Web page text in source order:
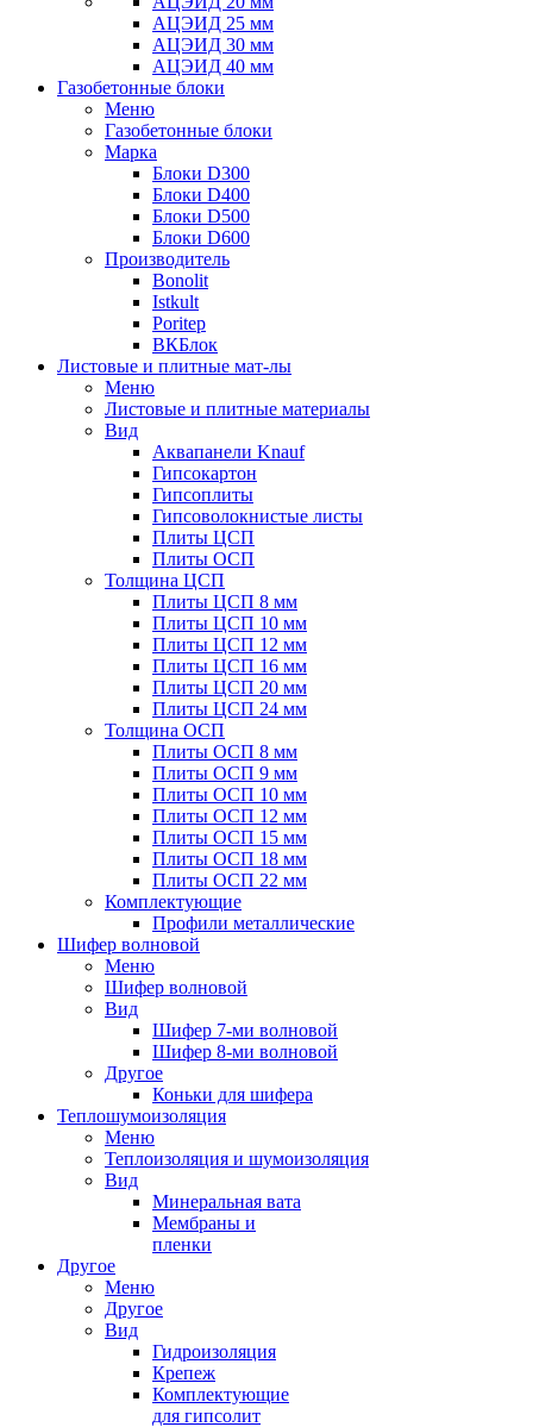
АЦЭИД 25 мм
АЦЭИД 30 мм
АЦЭИД 40 мм
Газобетонные блоки
Меню
Газобетонные блоки
Марка
Блоки D300
Блоки D400
Блоки D500
Блоки D600
Производитель
Bonolit
Istkult
Poritep
ВКБлок
Листовые и плитные мат-лы
Меню
Листовые и плитные материалы
Вид
Аквапанели Knauf
Гипсокартон
Гипсоплиты
Гипсоволокнистые листы
Плиты ЦСП
Плиты ОСП
Толщина ЦСП
Плиты ЦСП 8 мм
Плиты ЦСП 10 мм
Плиты ЦСП 12 мм
Плиты ЦСП 16 мм
Плиты ЦСП 20 мм
Плиты ЦСП 24 мм
Толщина ОСП
Плиты ОСП 8 мм
Плиты ОСП 9 мм
Плиты ОСП 10 мм
Плиты ОСП 12 мм
Плиты ОСП 15 мм
Плиты ОСП 18 мм
Плиты ОСП 22 мм
Комплектующие
Профили металлические
Шифер волновой
Меню
Шифер волновой
Вид
Шифер 7-ми волновой
Шифер 8-ми волновой
Другое
Коньки для шифера
Теплошумоизоляция
Меню
Теплоизоляция и шумоизоляция
Вид
Минеральная вата
Мембраны и
пленки
Другое
Меню
Другое
Вид
Гидроизоляция
Крепеж
Комплектующие
для гипсолит